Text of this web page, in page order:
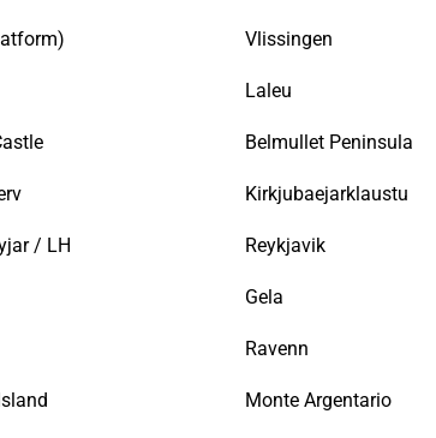
Vlissingen
Laleu
Belmullet Peninsula
Kirkjubaejarklaustu
/ LH Reykjavik
Gela
Ravenn
Monte Argentario